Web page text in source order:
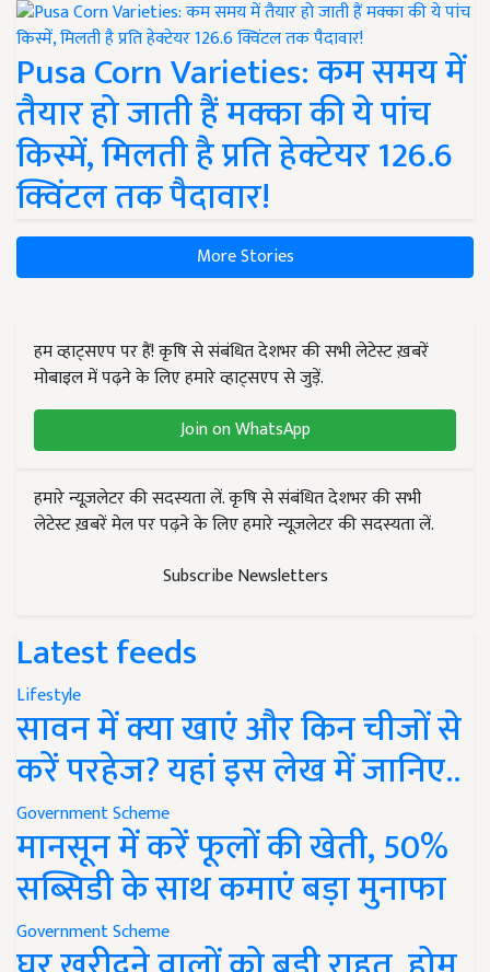
Pusa Corn Varieties: कम समय में
तैयार हो जाती हैं मक्का की ये पांच
किस्में, मिलती है प्रति हेक्टेयर 126.6
क्विंटल तक पैदावार!
More Stories
हम व्हाट्सएप पर हैं! कृषि से संबंधित देशभर की सभी लेटेस्ट ख़बरें
मोबाइल में पढ़ने के लिए हमारे व्हाट्सएप से जुड़ें.
Join on WhatsApp
हमारे न्यूज़लेटर की सदस्यता लें. कृषि से संबंधित देशभर की सभी
लेटेस्ट ख़बरें मेल पर पढ़ने के लिए हमारे न्यूज़लेटर की सदस्यता लें.
Subscribe Newsletters
Latest feeds
Lifestyle
सावन में क्या खाएं और किन चीजों से
करें परहेज? यहां इस लेख में जानिए..
Government Scheme
मानसून में करें फूलों की खेती, 50%
सब्सिडी के साथ कमाएं बड़ा मुनाफा
Government Scheme